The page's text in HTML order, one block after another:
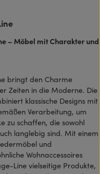
– Möbel mit Charakter und
bringt den Charme
Zeiten in die Moderne. Die
klassische Designs mit
Verarbeitung, um
zu schaffen, die sowohl
langlebig sind. Mit einem
und
Wohnaccessoires
Line vielseitige Produkte,